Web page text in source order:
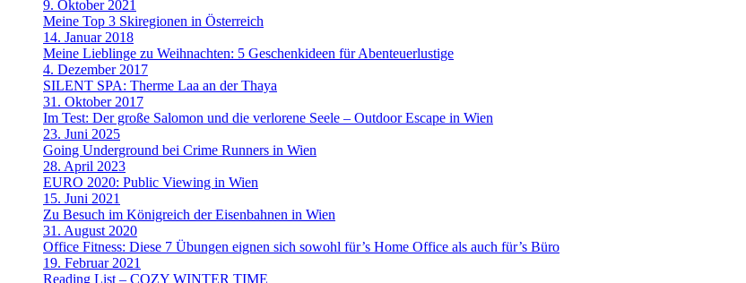
9. Oktober 2021
Meine Top 3 Skiregionen in Österreich
14. Januar 2018
Meine Lieblinge zu Weihnachten: 5 Geschenkideen für Abenteuerlustige
4. Dezember 2017
SILENT SPA: Therme Laa an der Thaya
31. Oktober 2017
Im Test: Der große Salomon und die verlorene Seele – Outdoor Escape in Wien
23. Juni 2025
Going Underground bei Crime Runners in Wien
28. April 2023
EURO 2020: Public Viewing in Wien
15. Juni 2021
Zu Besuch im Königreich der Eisenbahnen in Wien
31. August 2020
Office Fitness: Diese 7 Übungen eignen sich sowohl für’s Home Office als auch für’s Büro
19. Februar 2021
Reading List – COZY WINTER TIME